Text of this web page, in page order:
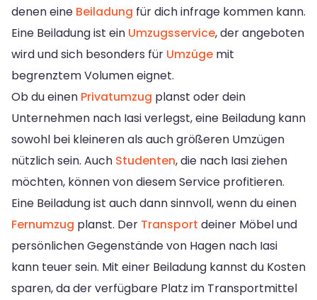
denen eine Beiladung für dich infrage kommen kann.
Eine Beiladung ist ein Umzugsservice, der angeboten
wird und sich besonders für Umzüge mit
begrenztem Volumen eignet.
Ob du einen Privatumzug planst oder dein
Unternehmen nach Iasi verlegst, eine Beiladung kann
sowohl bei kleineren als auch größeren Umzügen
nützlich sein. Auch Studenten, die nach Iasi ziehen
möchten, können von diesem Service profitieren.
Eine Beiladung ist auch dann sinnvoll, wenn du einen
Fernumzug planst. Der Transport deiner Möbel und
persönlichen Gegenstände von Hagen nach Iasi
kann teuer sein. Mit einer Beiladung kannst du Kosten
sparen, da der verfügbare Platz im Transportmittel